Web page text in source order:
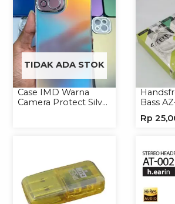
TIDAK ADA STOK
Case IMD Warna
Camera Protect Silver
Bass
Rp